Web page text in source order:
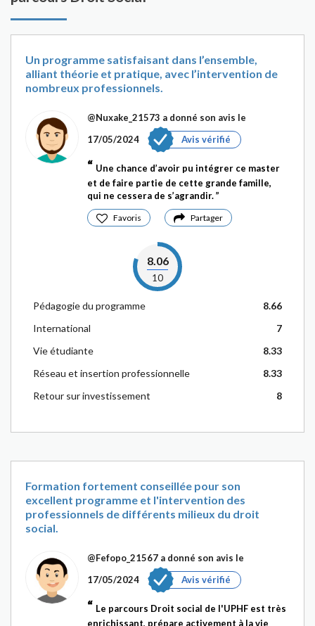
Un programme satisfaisant dans l’ensemble,
alliant théorie et pratique, avec l’intervention de
nombreux professionnels.
@Nuxake_21573 a donné son avis le
17/05/2024
Avis vérifié
Une chance d’avoir pu intégrer ce master
et de faire partie de cette grande famille,
qui ne cessera de s’agrandir.
Favoris Partager
8.06
10
Pédagogie du programme
8.66
International
7
Vie étudiante
8.33
Réseau et insertion professionnelle
8.33
Retour sur investissement
8
Formation fortement conseillée pour son
excellent programme et l'intervention des
professionnels de différents milieux du droit
social.
@Fefopo_21567 a donné son avis le
17/05/2024
Avis vérifié
Le parcours Droit social de l'UPHF est très
enrichissant, prépare activement à la vie